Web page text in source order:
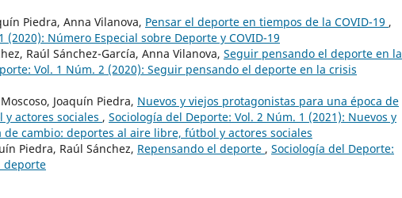
Piedra, Anna Vilanova, Pensar el deporte en tiempos de la COVID-19 ,
Número Especial sobre Deporte y COVID-19
Raúl Sánchez-García, Anna Vilanova, Seguir pensando el deporte en la
Vol. 1 Núm. 2 (2020): Seguir pensando el deporte en la crisis
Joaquín Piedra, Nuevos y viejos protagonistas para una época de
actores sociales , Sociología del Deporte: Vol. 2 Núm. 1 (2021): Nuevos y
cambio: deportes al aire libre, fútbol y actores sociales
Piedra, Raúl Sánchez, Repensando el deporte , Sociología del Deporte:
deporte